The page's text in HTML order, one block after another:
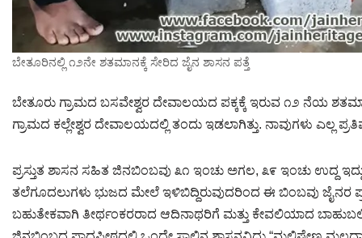
ಬೇತೂರಿನಲ್ಲಿ ೧೨ನೇ ಶತಮಾನಕ್ಕೆ ಸೇರಿದ ಜೈನ ಶಾಸನ ಪತ್ತೆ
ಬೇತೂರು ಗ್ರಾಮದ ಬಸವೇಶ್ವರ ದೇವಾಲಯದ ಪಕ್ಕಕ್ಕೆ ಇರುವ ೧೨ ನೆಯ
ಗ್ರಾಮದ ಕಲ್ಲೇಶ್ವರ ದೇವಾಲಯದಲ್ಲಿ ತಂದು ಇಡಲಾಗಿತ್ತು. ನಾವುಗಳು ಎಲ್ಲ
ಪ್ರಸ್ತುತ ಶಾಸನ ಸಹಿತ ಜಿನಬಿಂಬವು ೩೧ ಇಂಚು ಅಗಲ, ೩೯ ಇಂಚು ಉದ್ದ
ತಲೆಗೂದಲುಗಳು ಭುಜದ ಮೇಲೆ ಇಳಿಬಿದ್ದಿರುವುದರಿಂದ ಈ ಬಿಂಬವು ಜೈನರ
ಬಹುತೇಕವಾಗಿ ತೀರ್ಥಂಕರರಾದ ಆದಿನಾಥರಿಗೆ ಮತ್ತು ಕೇವಲಿಯಾದ